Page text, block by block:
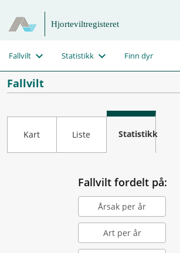
Hjorteviltregisteret
Fallvilt Statistikk Finn dyr
Fallvilt
Kart Liste Statistikk
Fallvilt fordelt på:
Årsak per år
Art per år